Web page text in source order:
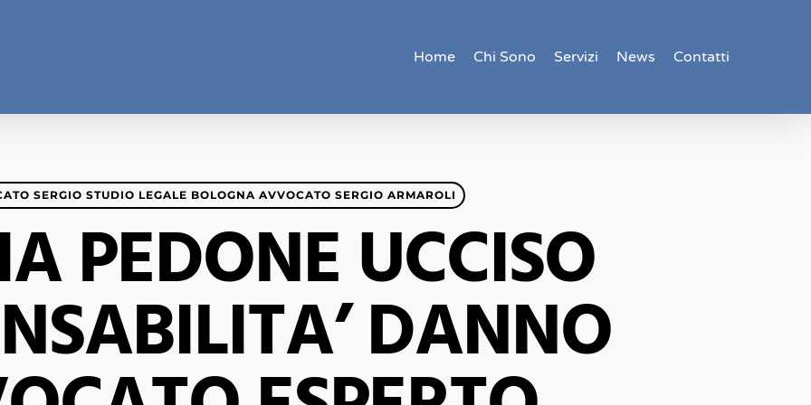
Home Chi Sono Servizi News Contatti
SERGIO STUDIO LEGALE BOLOGNA AVVOCATO SERGIO ARMAROLI
PEDONE UCCISO
DANNO